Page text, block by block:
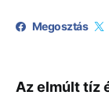
Megosztás
Az elmúlt tíz